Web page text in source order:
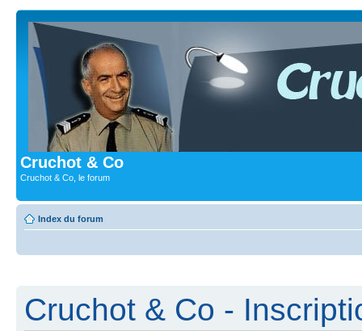
Cruchot & Co
Cruchot & Co, le forum
Index du forum
Cruchot & Co -